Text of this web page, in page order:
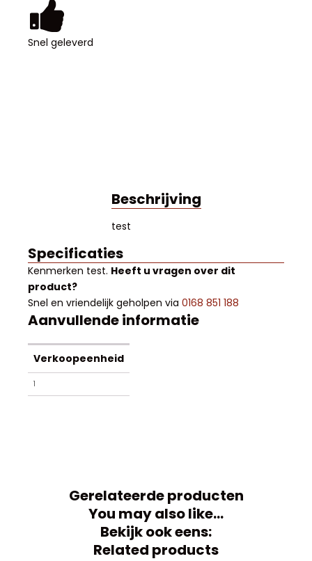
Snel geleverd
Beschrijving
test
Specificaties
Kenmerken test. Heeft u vragen over dit
product?
Snel en vriendelijk geholpen via 0168 851 188
Aanvullende informatie
Verkoopeenheid
1
Gerelateerde producten
You may also like…
Bekijk ook eens:
Related products